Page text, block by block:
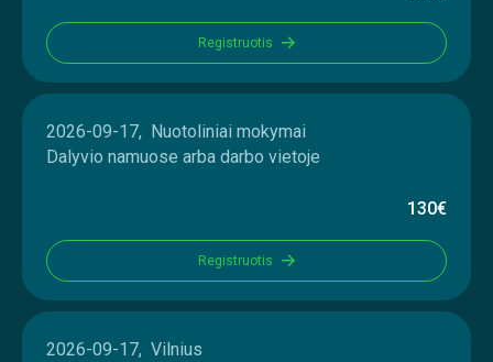
Registruotis
2026-09-17, Nuotoliniai mokymai
Dalyvio namuose arba darbo vietoje
130€
Registruotis
2026-09-17, Vilnius